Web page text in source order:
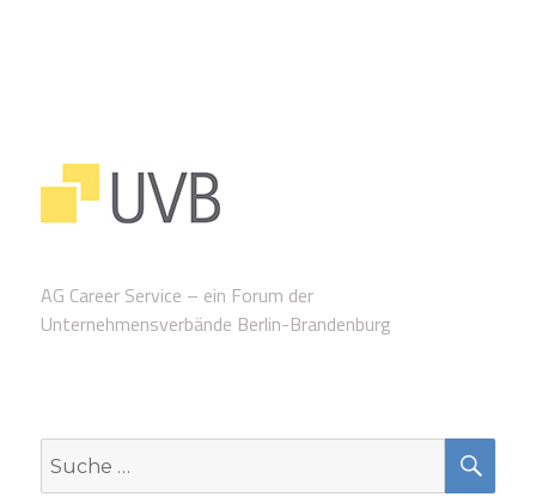
AG Career Service – ein Forum der
Unternehmensverbände Berlin-Brandenburg
Suche
nach: